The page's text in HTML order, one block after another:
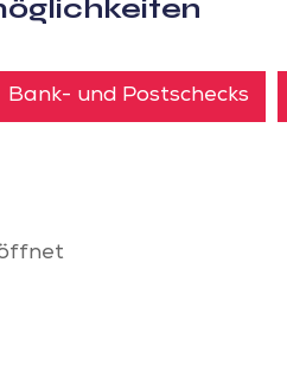
Bank- und Postschecks